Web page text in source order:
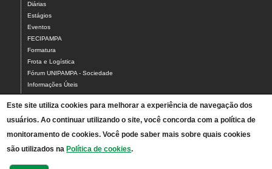
Diárias
Estágios
Eventos
FECIPAMPA
Formatura
Frota e Logística
Fórum UNIPAMPA - Sociedade
Informações Úteis
LibrePampa
Planilha sala de vídeo conferência
Relatórios de Gestão
Relação de Atestados
Universidade Itinerante
Consulta Cotas e Impressão WEB
Este site utiliza cookies para melhorar a experiência de navegação dos
usuários. Ao continuar utilizando o site, você concorda com a política de
monitoramento de cookies. Você pode saber mais sobre quais cookies
são utilizados na Política de cookies.